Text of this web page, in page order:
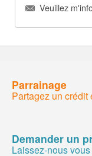
Veuillez
Parrainage
Partagez un crédit
Demander un
Laissez-nous